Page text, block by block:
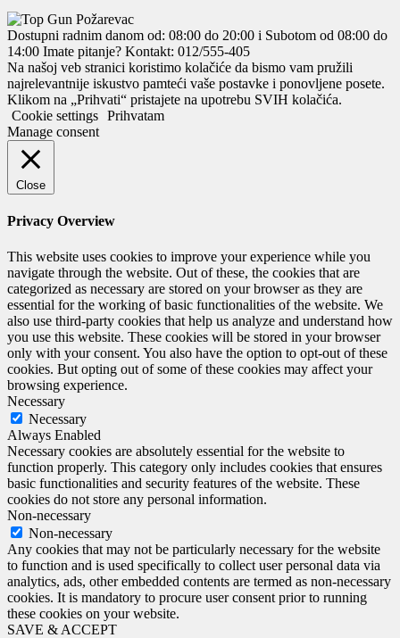
Dostupni radnim danom od: 08:00 do 20:00 i Subotom od 08:00 do
14:00 Imate pitanje? Kontakt: 012/555-405
Na našoj veb stranici koristimo kolačiće da bismo vam pružili
najrelevantnije iskustvo pamteći vaše postavke i ponovljene posete.
Klikom na „Prihvati“ pristajete na upotrebu SVIH kolačića.
Cookie settings Prihvatam
Manage consent
Close
Privacy Overview
This website uses cookies to improve your experience while you
navigate through the website. Out of these, the cookies that are
categorized as necessary are stored on your browser as they are
essential for the working of basic functionalities of the website. We
also use third-party cookies that help us analyze and understand how
you use this website. These cookies will be stored in your browser
only with your consent. You also have the option to opt-out of these
cookies. But opting out of some of these cookies may affect your
browsing experience.
Necessary
Necessary
Always Enabled
Necessary cookies are absolutely essential for the website to
function properly. This category only includes cookies that ensures
basic functionalities and security features of the website. These
cookies do not store any personal information.
Non-necessary
Non-necessary
Any cookies that may not be particularly necessary for the website
to function and is used specifically to collect user personal data via
analytics, ads, other embedded contents are termed as non-necessary
cookies. It is mandatory to procure user consent prior to running
these cookies on your website.
SAVE & ACCEPT